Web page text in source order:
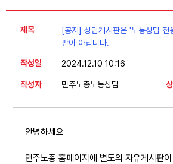
제목
[공지] 상담게시판은 '노동상담 전
판이 아닙니다.
작성일 2024.12.10 10:16
작성자 민주노총노동상담
안녕하세요
민주노총 홈페이지에 별도의 자유게시판이
노동상담
권리찾기수첩 검색
바로보기
노동조합 가입 안내
전국 노동상담소 안내
Sketchbook5, 스케